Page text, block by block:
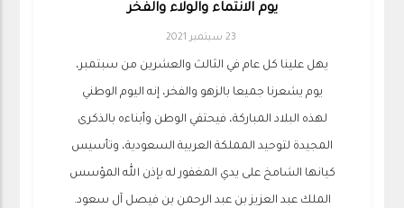
يوم الانتماء والولاء والفخر
23 سبتمبر 2021
يهل علينا كل عام في الثالث والعشرين من سبتمبر،
يوم يشعرنا جميعا بالزهو والفخر، إنه اليوم الوطني
لهذه البلاد المباركة، فيحتفي الوطن وأبناءه بالذكرى
المجيدة لتوحيد المملكة العربية السعودية، وتأسيس
كيانها الشامخ على يدي المغفور له بإذن الله المؤسس
الملك عبد العزيز بن عبد الرحمن بن فيصل آل سعود.